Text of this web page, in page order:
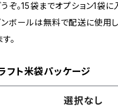
ぞ。15袋までオプション1袋に
ボールは無料で配送に使用
。
フト米袋パッケージ
選択なし